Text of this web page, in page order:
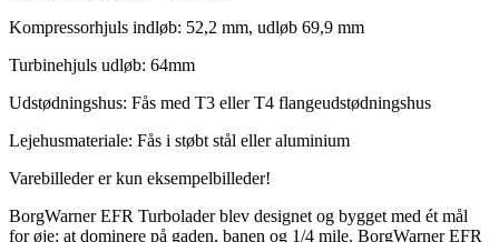
Kompressorhjuls indløb: 52,2 mm, udløb 69,9 mm
Turbinehjuls udløb: 64mm
Udstødningshus: Fås med T3 eller T4 flangeudstødningshus
Lejehusmateriale: Fås i støbt stål eller aluminium
Varebilleder er kun eksempelbilleder!
BorgWarner EFR Turbolader blev designet og bygget med ét mål
for øje: at dominere på gaden, banen og 1/4 mile. BorgWarner EFR